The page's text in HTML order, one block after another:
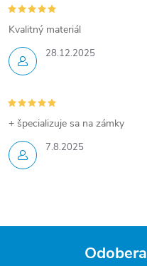
28.12.2025
Kvalitný materiál
7.8.2025
+ špecializuje sa na zámky